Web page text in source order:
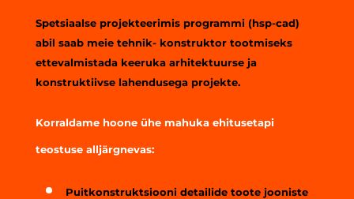
Spetsiaalse projekteerimis programmi (hsp-cad)
abil saab meie tehnik- konstruktor tootmiseks
ettevalmistada keeruka arhitektuurse ja
konstruktiivse lahendusega projekte.
Korraldame hoone ühe mahuka ehitusetapi
teostuse alljärgnevas:
Puitkonstruktsiooni detailide toote jooniste